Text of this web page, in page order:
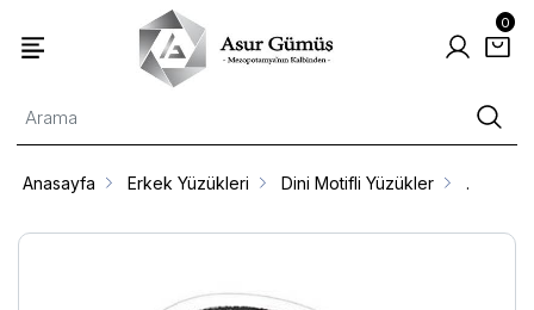
0
Anasayfa Erkek Yüzükleri Dini Motifli Yüzükler .